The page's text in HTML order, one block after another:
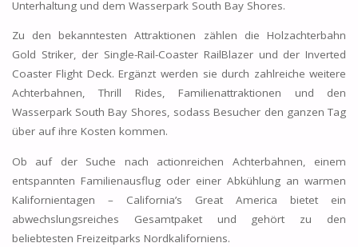
Unterhaltung und dem Wasserpark South Bay Shores.
Zu den bekanntesten Attraktionen zählen die Holzachterbahn
Gold Striker, der Single-Rail-Coaster RailBlazer und der Inverted
Coaster Flight Deck. Ergänzt werden sie durch zahlreiche weitere
Achterbahnen, Thrill Rides, Familienattraktionen und den
Wasserpark South Bay Shores, sodass Besucher den ganzen Tag
über auf ihre Kosten kommen.
Ob auf der Suche nach actionreichen Achterbahnen, einem
entspannten Familienausflug oder einer Abkühlung an warmen
Kalifornientagen – California’s Great America bietet ein
abwechslungsreiches Gesamtpaket und gehört zu den
beliebtesten Freizeitparks Nordkaliforniens.